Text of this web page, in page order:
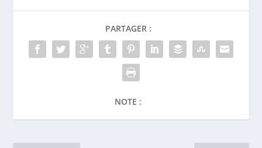
PARTAGER :
NOTE :